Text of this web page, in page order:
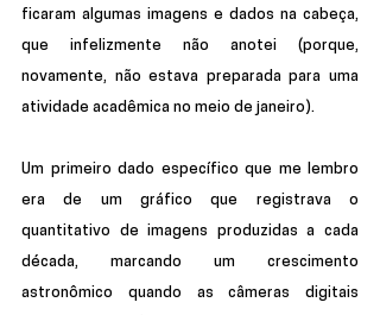
ficaram algumas imagens e dados na cabeça,
que infelizmente não anotei (porque,
novamente, não estava preparada para uma
atividade acadêmica no meio de janeiro).
Um primeiro dado específico que me lembro
era de um gráfico que registrava o
quantitativo de imagens produzidas a cada
década, marcando um crescimento
astronômico quando as câmeras digitais